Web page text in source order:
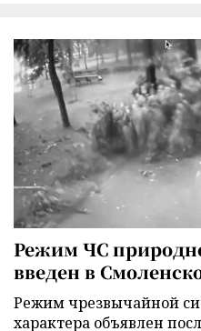
Режим ЧС
введен в
Режим чрезвычайной
характера объявлен